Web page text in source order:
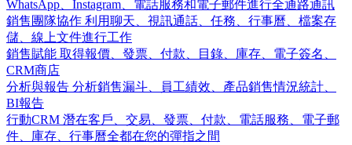
WhatsApp、Instagram、電話服務和電子郵件進行全通路通訊
銷售團隊協作 利用聊天、視訊通話、任務、行事曆、檔案存
儲、線上文件進行工作
銷售賦能 取得報價、發票、付款、目錄、庫存、電子簽名、
CRM商店
分析與報告 分析銷售漏斗、員工績效、產品銷售情況統計、
BI報告
行動CRM 潛在客戶、交易、發票、付款、電話服務、電子郵
件、庫存、行事曆全都在您的彈指之間